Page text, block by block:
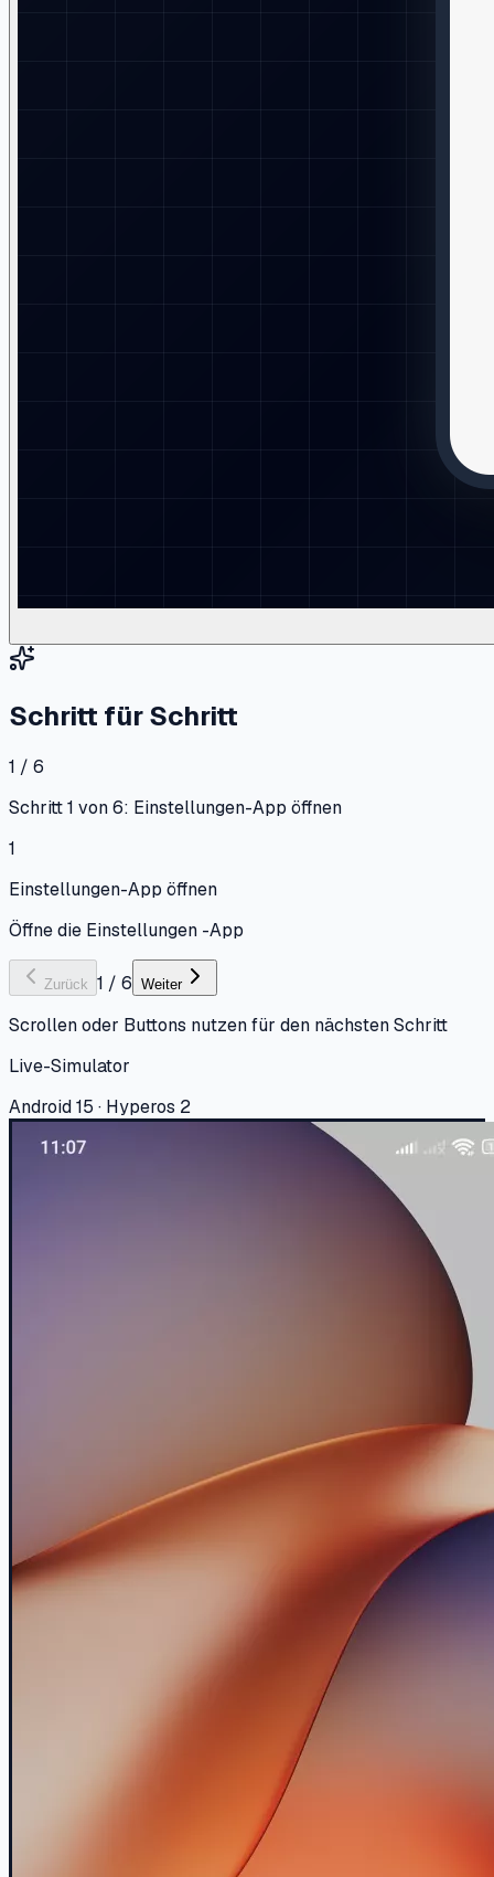
Schritt für Schritt
1 / 6
Schritt 1 von 6: Einstellungen-App öffnen
1
Einstellungen-App öffnen
Öffne die Einstellungen -App
Zurück 1 / 6 Weiter
Scrollen oder Buttons nutzen für den nächsten Schritt
Live-Simulator
Android 15 · Hyperos 2